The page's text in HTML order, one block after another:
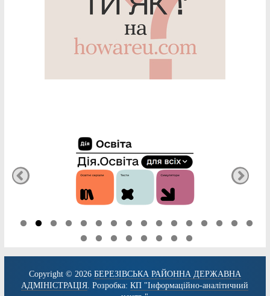
Copyright © 2026 БЕРЕЗІВСЬКА РАЙОННА ДЕРЖАВНА
АДМІНІСТРАЦІЯ. Розробка:КП "Інформаційно-аналітичний